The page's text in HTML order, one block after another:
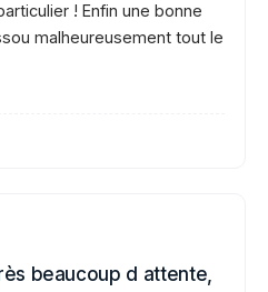
! Enfin une bonne
malheureusement tout le
beaucoup d attente,